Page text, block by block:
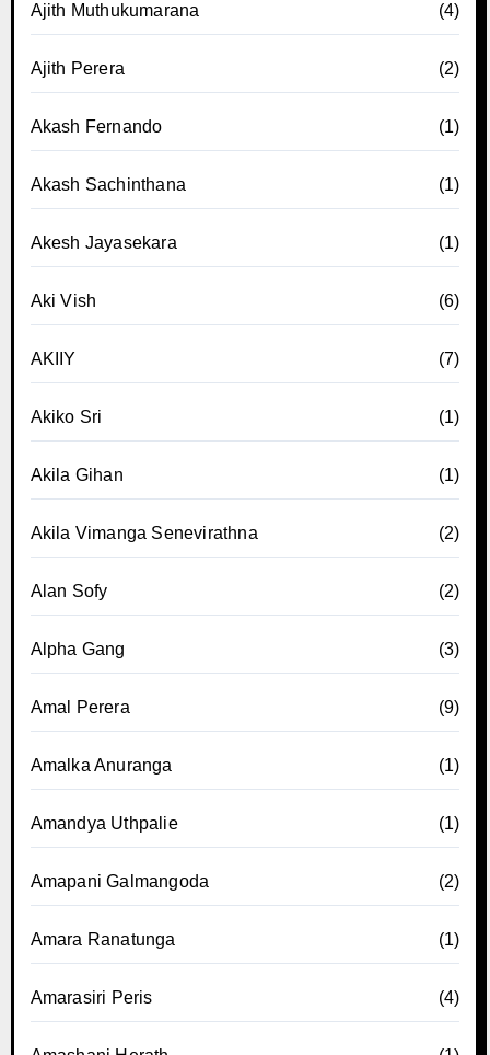
Ajith Muthukumarana (4)
Ajith Perera (2)
Akash Fernando (1)
Akash Sachinthana (1)
Akesh Jayasekara (1)
Aki Vish (6)
AKIIY (7)
Akiko Sri (1)
Akila Gihan (1)
Akila Vimanga Senevirathna (2)
Alan Sofy (2)
Alpha Gang (3)
Amal Perera (9)
Amalka Anuranga (1)
Amandya Uthpalie (1)
Amapani Galmangoda (2)
Amara Ranatunga (1)
Amarasiri Peris (4)